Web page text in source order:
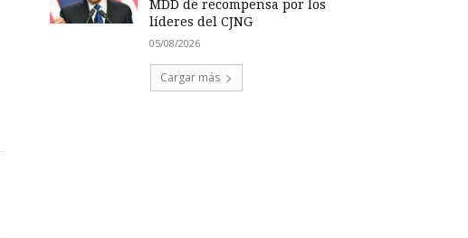
MDD de recompensa por los
líderes del CJNG
05/08/2026
Cargar más